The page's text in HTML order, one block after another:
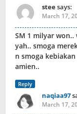
steesays:
March 17,
SM 1 milyar
yah.. smoga
n smoga
amien..
Reply
naqiaa97
March 17,